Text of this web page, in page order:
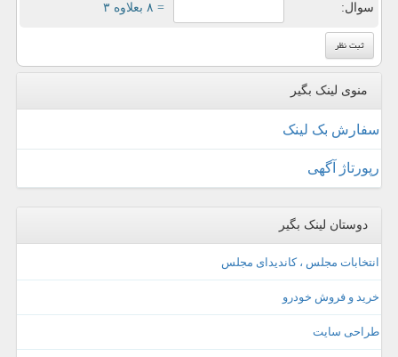
سوال: = ۸ بعلاوه ۳
منوی لینک بگیر
سفارش بک لینک
رپورتاژ آگهی
دوستان لینک بگیر
انتخابات مجلس ، کاندیدای مجلس
خرید و فروش خودرو
طراحی سایت